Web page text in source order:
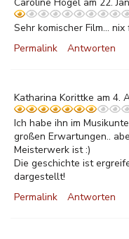
Sehr komischer Film...
Permalink
Antworten
Katharina Korittke am 4.
Ich habe ihn im
großen Erwartungen..
Meisterwerk ist :)
Die geschichte ist
dargestellt!
Permalink
Antworten